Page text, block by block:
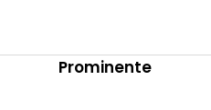
Prominente